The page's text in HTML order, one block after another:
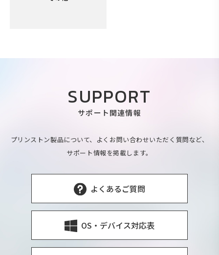
SUPPORT
サポート関連情報
プリンストン製品について、よくお問い合わせいただく質問など、
サポート情報を掲載します。
よくあるご質問
OS・デバイス対応表